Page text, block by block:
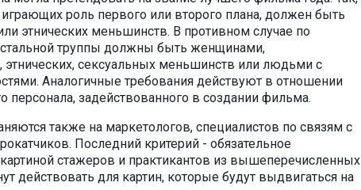
роль первого или второго плана, должен быть
этнических меньшинств. В противном случае по
труппы должны быть женщинами,
этнических, сексуальных меньшинств или людьми с
Аналогичные требования действуют в отношении
персонала, задействованного в создании фильма.
также на маркетологов, специалистов по связям с
Последний критерий - обязательное
стажеров и практикантов из вышеперечисленных
действовать для картин, которые будут выдвигаться на